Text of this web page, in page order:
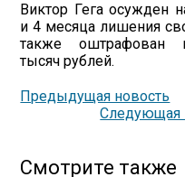
Виктор Гега осужден
и 4 месяца лишения
также оштрафован
тысяч рублей.
Предыдущая новость
Следующая
Смотрите также